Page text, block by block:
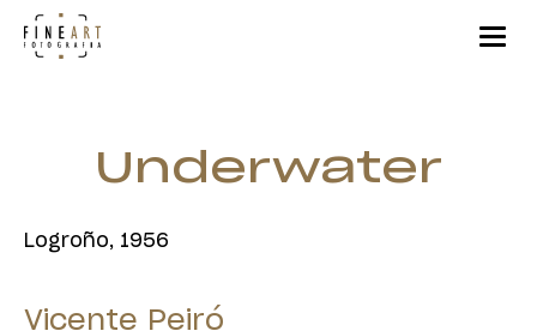
Underwater
Logroño, 1956
Vicente Peiró